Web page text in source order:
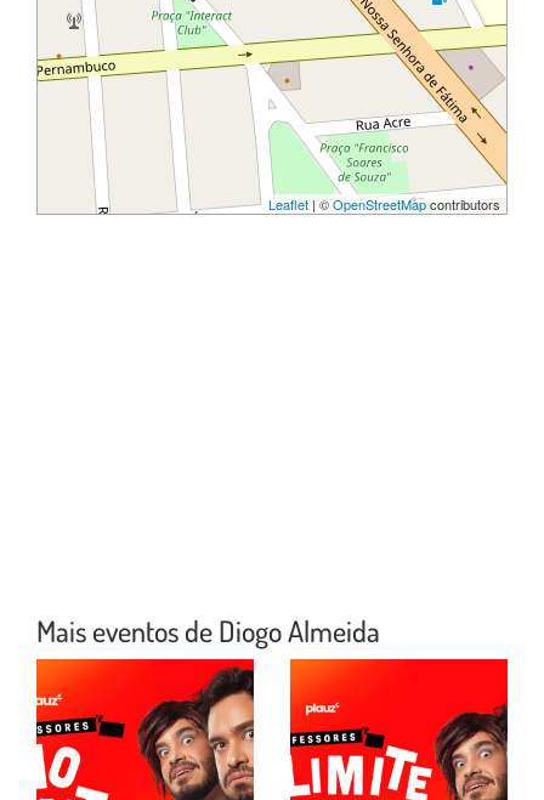
Leaflet | ©OpenStreetMapcontributors
Mais eventos de Diogo Almeida